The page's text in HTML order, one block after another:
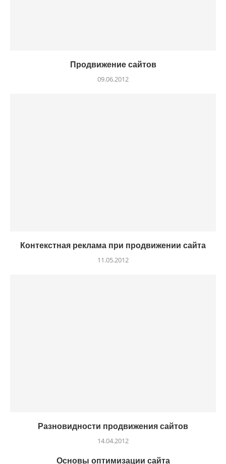
Продвижение сайтов
09.06.2012
Контекстная реклама при продвижении сайта
11.05.2012
Разновидности продвижения сайтов
14.04.2012
Основы оптимизации сайта